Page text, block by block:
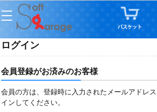
ログイン
会員登録がお済みのお客様
会員の方は、登録時に入力されたメールアドレ
インしてください。